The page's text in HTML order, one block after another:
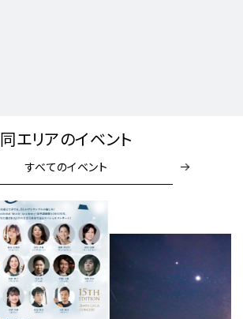
同エリアのイベント
すべてのイベント